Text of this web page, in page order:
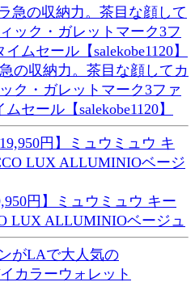
の収納力。茶目な顔してカ
ク・ガレットマーク3ファ
セール【salekobe1120】
円】ミュウミュウ キー
LUX ALLUMINIOベージュ